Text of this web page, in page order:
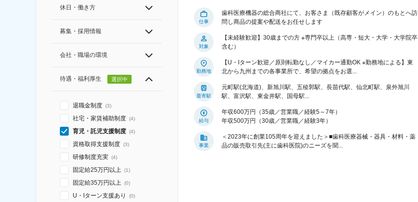
休日・働き方
募集・採用情報
会社・職場の環境
待遇・福利厚生 選択中
退職金制度 (3)
社宅・家賃補助制度 (4)
育児・託児支援制度 (4)
資格取得支援制度 (3)
研修制度充実 (4)
固定給25万円以上 (1)
固定給35万円以上 (0)
U・Iターン支援あり (0)
仕事
歯科医療機器の総合商社にて、お客さま（既存顧客がメイン）のもとへ訪
問し商品の提案や配送をお任せします
対象
【未経験歓迎】30歳までの方 ※専門卒以上（高専・短大・大学・大学院卒
含む）
勤務地
【U・Iターン歓迎／原則転勤なし／マイカー通勤OK ※勤務地による】東
北から九州までの各事業所で、希望の拠点をお選...
最寄駅
元町駅(北海道)、新旭川駅、五稜郭駅、長苗代駅、仙北町駅、泉外旭川
駅、富沢駅、東金井駅、国母駅...
給与
年収600万円（35歳／営業職／経験5～7年）
年収500万円（30歳／営業職／経験3年）
事業
＜2023年に創業105周年を迎えました＞■歯科医療器械・器具・材料・薬
品の販売取引先(主に歯科医院)のニーズを聞...